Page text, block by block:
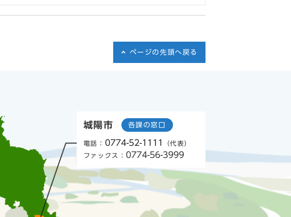
ページの先頭へ戻る
城陽市 各課の窓口
電話： 0774-52-1111
（代表）
ファックス： 0774-56-3999